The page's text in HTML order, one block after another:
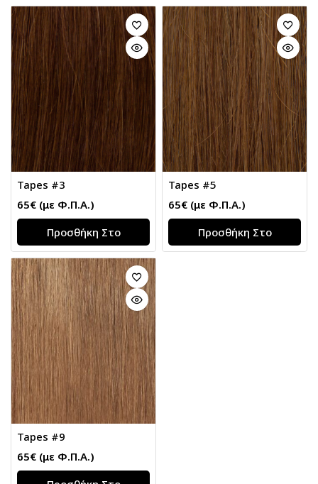
Tapes #3
65€ (με Φ.Π.Α.)
Προσθήκη Στο
Καλάθι
Tapes #5
65€ (με Φ.Π.Α.)
Προσθήκη Στο
Καλάθι
Tapes #9
65€ (με Φ.Π.Α.)